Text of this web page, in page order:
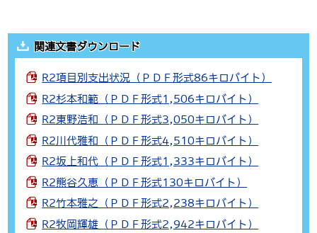
関連文書ダウンロード
R2項目別支出状況（ＰＤＦ形式86キロバイト）
R2杉本和範（ＰＤＦ形式1,506キロバイト）
R2東野浩和（ＰＤＦ形式3,050キロバイト）
R2川代雅和（ＰＤＦ形式4,510キロバイト）
R2坂上和代（ＰＤＦ形式1,333キロバイト）
R2熊谷久恵（ＰＤＦ形式130キロバイト）
R2竹本雅之（ＰＤＦ形式2,238キロバイト）
R2牧岡輝雄（ＰＤＦ形式2,942キロバイト）